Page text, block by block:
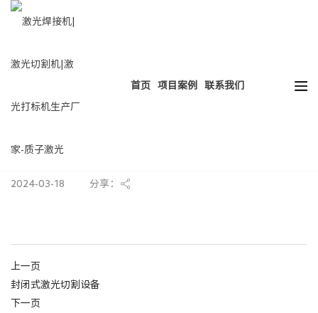
首页 项目案例 联系我们
激光切割 激光打标 激光清洗
汽车零件激光切割
2024-03-18 分享：
上一页
封闭式激光切割设备
下一页